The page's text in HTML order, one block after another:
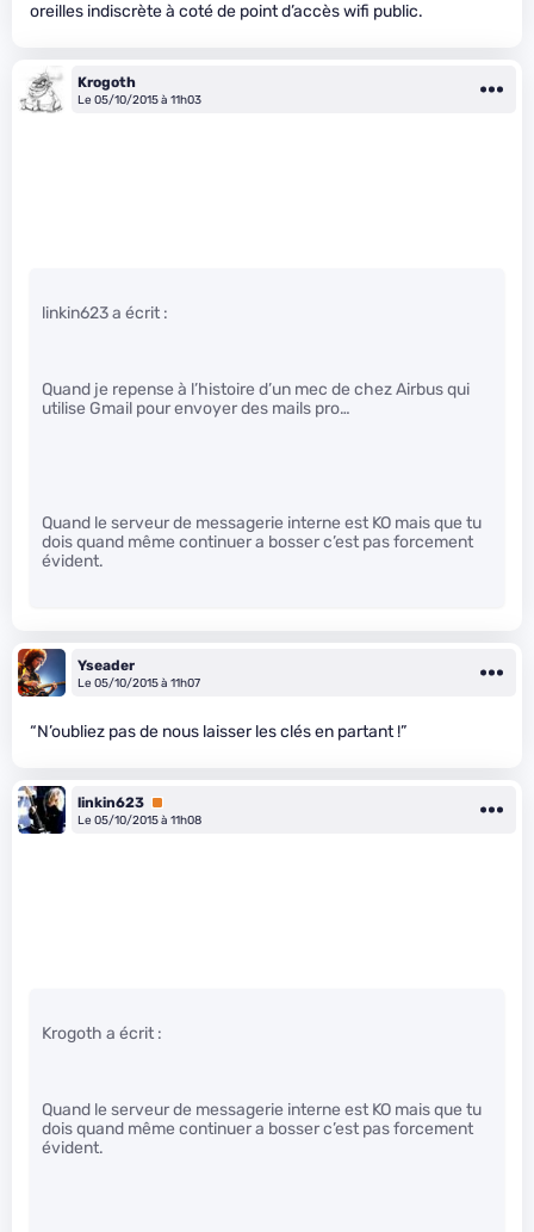
oreilles indiscrète à coté de point d’accès wifi public.
Krogoth
Le 05/10/2015 à 11h03
linkin623 a écrit :
Quand je repense à l’histoire d’un mec de chez Airbus qui
utilise Gmail pour envoyer des mails pro…
Quand le serveur de messagerie interne est KO mais que tu
dois quand même continuer a bosser c’est pas forcement
évident.
Yseader
Le 05/10/2015 à 11h07
“N’oubliez pas de nous laisser les clés en partant !”
linkin623 Premium
Le 05/10/2015 à 11h08
Krogoth a écrit :
Quand le serveur de messagerie interne est KO mais que tu
dois quand même continuer a bosser c’est pas forcement
évident.